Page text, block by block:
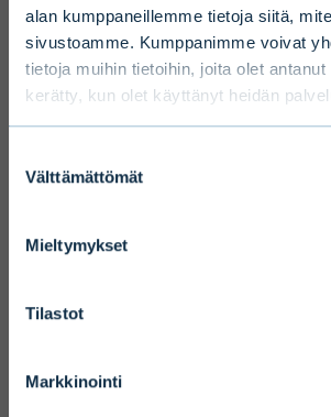
alan kumppaneillemme tietoja siitä,
sivustoamme. Kumppanimme voivat
tietoja muihin tietoihin, joita olet
kerätty, kun olet käyttänyt heidän
valinta
Välttämättömät
Mieltymykset
Tilastot
Markkinointi
Select country
Select language
Terms and conditions
We ask you to take into
services to states outside of
to citizens of these states